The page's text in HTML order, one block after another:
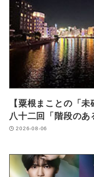
【粟根まことの「
八十二回「階段のあ
2026-08-06